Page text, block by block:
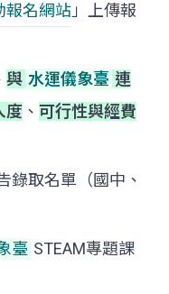
報名網站 」上傳報
與 水運儀象臺 連
度 、 可行性與經費
錄取名單（國中、
臺 STEAM專題課